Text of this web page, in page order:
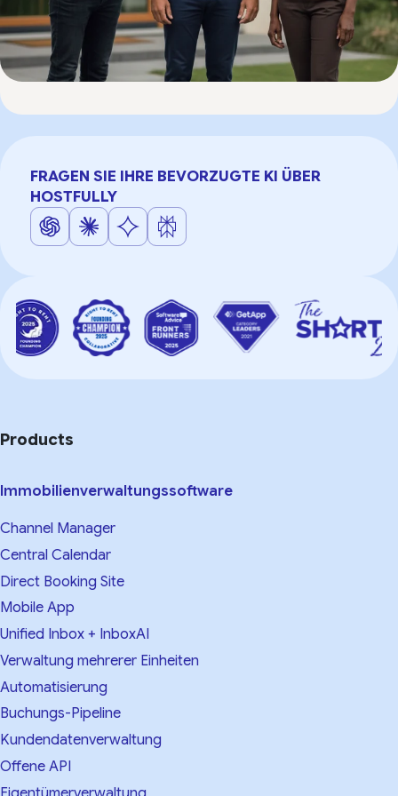
FRAGEN SIE IHRE BEVORZUGTE KI ÜBER
HOSTFULLY
Products
Immobilienverwaltungssoftware
Channel Manager
Central Calendar
Direct Booking Site
Mobile App
Unified Inbox + InboxAI
Verwaltung mehrerer Einheiten
Automatisierung
Buchungs-Pipeline
Kundendatenverwaltung
Offene API